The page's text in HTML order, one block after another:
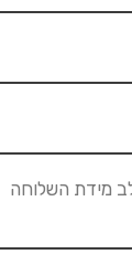
מידת השלוחה